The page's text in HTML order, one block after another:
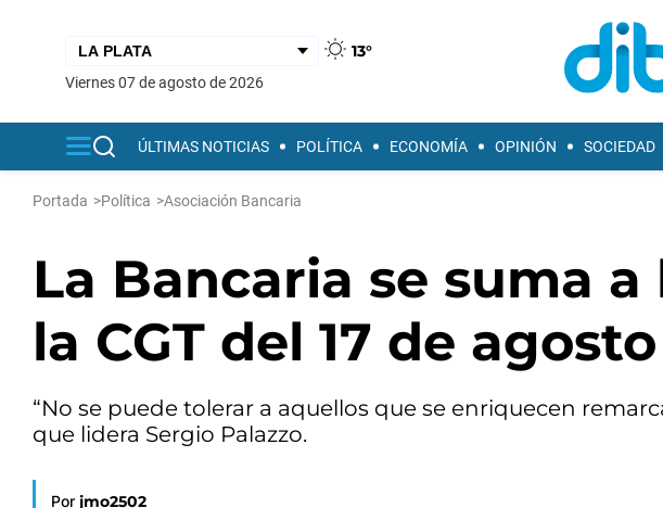
13°
viernes 07 de agosto de 2026
ÚLTIMAS NOTICIAS POLÍTICA ECONOMÍA OPINIÓN SOCIEDAD
Portada >Política >Asociación Bancaria
La Bancaria se suma
la CGT del 17 de agosto
“No se puede tolerar a aquellos que se enriquecen
que lidera Sergio Palazzo.
Por jmo2502